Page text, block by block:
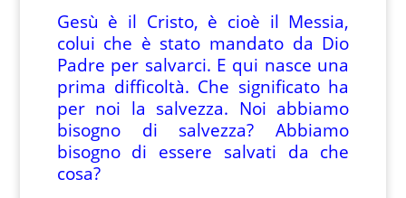
Gesù è il Cristo, è cioè il Messia,
colui che è stato mandato da Dio
Padre per salvarci. E qui nasce una
prima difficoltà. Che significato ha
per noi la salvezza. Noi abbiamo
bisogno di salvezza? Abbiamo
bisogno di essere salvati da che
cosa?